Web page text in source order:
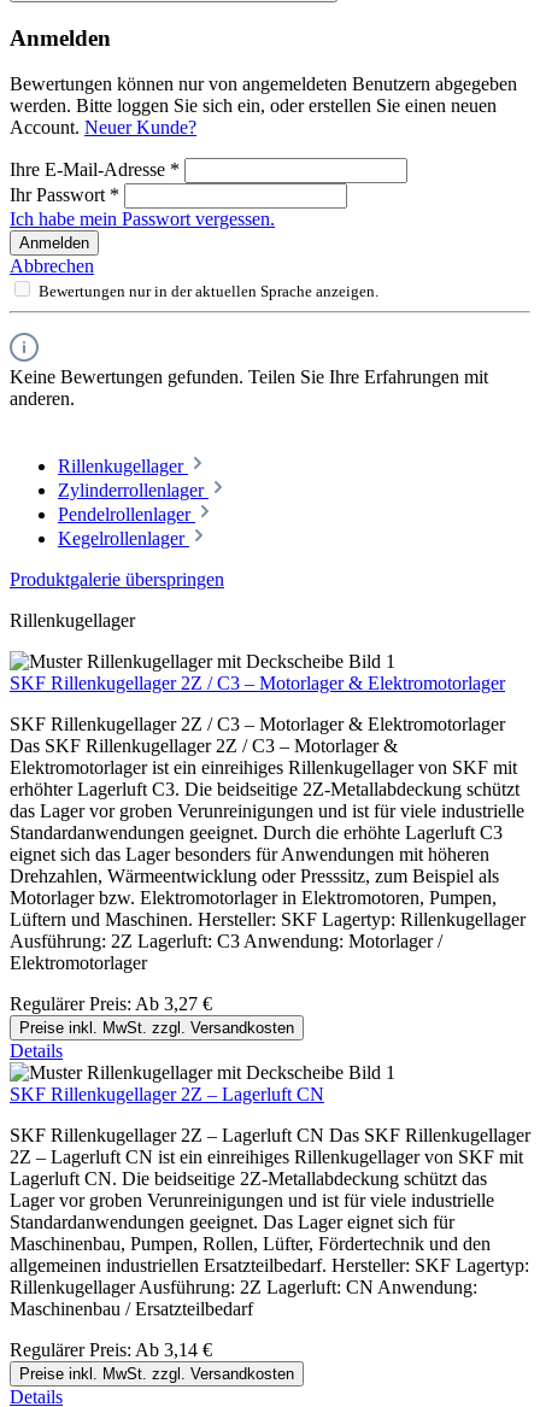
Anmelden
Bewertungen können nur von angemeldeten Benutzern abgegeben
werden. Bitte loggen Sie sich ein, oder erstellen Sie einen neuen
Account. Neuer Kunde?
Ihre E-Mail-Adresse *
Ihr Passwort *
Ich habe mein Passwort vergessen.
Anmelden
Abbrechen
Bewertungen nur in der aktuellen Sprache anzeigen.
Keine Bewertungen gefunden. Teilen Sie Ihre Erfahrungen mit
anderen.
Rillenkugellager
Zylinderrollenlager
Pendelrollenlager
Kegelrollenlager
Produktgalerie überspringen
Rillenkugellager
SKF Rillenkugellager 2Z / C3 – Motorlager & Elektromotorlager
SKF Rillenkugellager 2Z / C3 – Motorlager & Elektromotorlager
Das SKF Rillenkugellager 2Z / C3 – Motorlager &
Elektromotorlager ist ein einreihiges Rillenkugellager von SKF mit
erhöhter Lagerluft C3. Die beidseitige 2Z-Metallabdeckung schützt
das Lager vor groben Verunreinigungen und ist für viele industrielle
Standardanwendungen geeignet. Durch die erhöhte Lagerluft C3
eignet sich das Lager besonders für Anwendungen mit höheren
Drehzahlen, Wärmeentwicklung oder Presssitz, zum Beispiel als
Motorlager bzw. Elektromotorlager in Elektromotoren, Pumpen,
Lüftern und Maschinen. Hersteller: SKF Lagertyp: Rillenkugellager
Ausführung: 2Z Lagerluft: C3 Anwendung: Motorlager /
Elektromotorlager
Regulärer Preis: Ab 3,27 €
Preise inkl. MwSt. zzgl. Versandkosten
Details
SKF Rillenkugellager 2Z – Lagerluft CN
SKF Rillenkugellager 2Z – Lagerluft CN Das SKF Rillenkugellager
2Z – Lagerluft CN ist ein einreihiges Rillenkugellager von SKF mit
Lagerluft CN. Die beidseitige 2Z-Metallabdeckung schützt das
Lager vor groben Verunreinigungen und ist für viele industrielle
Standardanwendungen geeignet. Das Lager eignet sich für
Maschinenbau, Pumpen, Rollen, Lüfter, Fördertechnik und den
allgemeinen industriellen Ersatzteilbedarf. Hersteller: SKF Lagertyp:
Rillenkugellager Ausführung: 2Z Lagerluft: CN Anwendung:
Maschinenbau / Ersatzteilbedarf
Regulärer Preis: Ab 3,14 €
Preise inkl. MwSt. zzgl. Versandkosten
Details